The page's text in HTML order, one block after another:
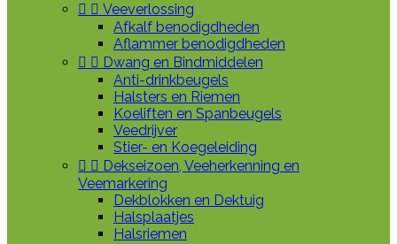
  Veeverlossing
Afkalf benodigdheden
Aflammer benodigdheden
  Dwang en Bindmiddelen
Anti-drinkbeugels
Halsters en Riemen
Koeliften en Spanbeugels
Veedrijver
Stier- en Koegeleiding
  Dekseizoen, Veeherkenning en
Veemarkering
Dekblokken en Dektuig
Halsplaatjes
Halsriemen